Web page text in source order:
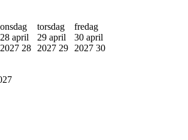
onsdag
28 april
2027 28
torsdag
29 april
2027 29
fredag
30 april
2027 30